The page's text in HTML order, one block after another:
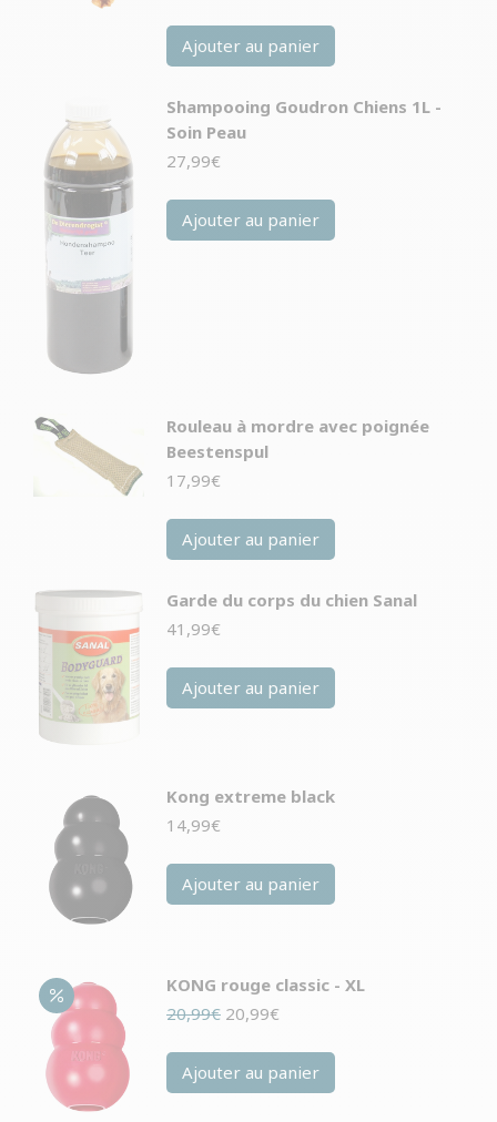
Ajouter au panier
Shampooing Goudron Chiens 1L -
Soin Peau
27,99€
Ajouter au panier
Rouleau à mordre avec poignée
Beestenspul
17,99€
Ajouter au panier
Garde du corps du chien Sanal
41,99€
Ajouter au panier
Kong extreme black
14,99€
Ajouter au panier
KONG rouge classic - XL
20,99€ Le
initial
était :
20,99€.
20,99€
actuel
est :
20,99€.
Ajouter au panier